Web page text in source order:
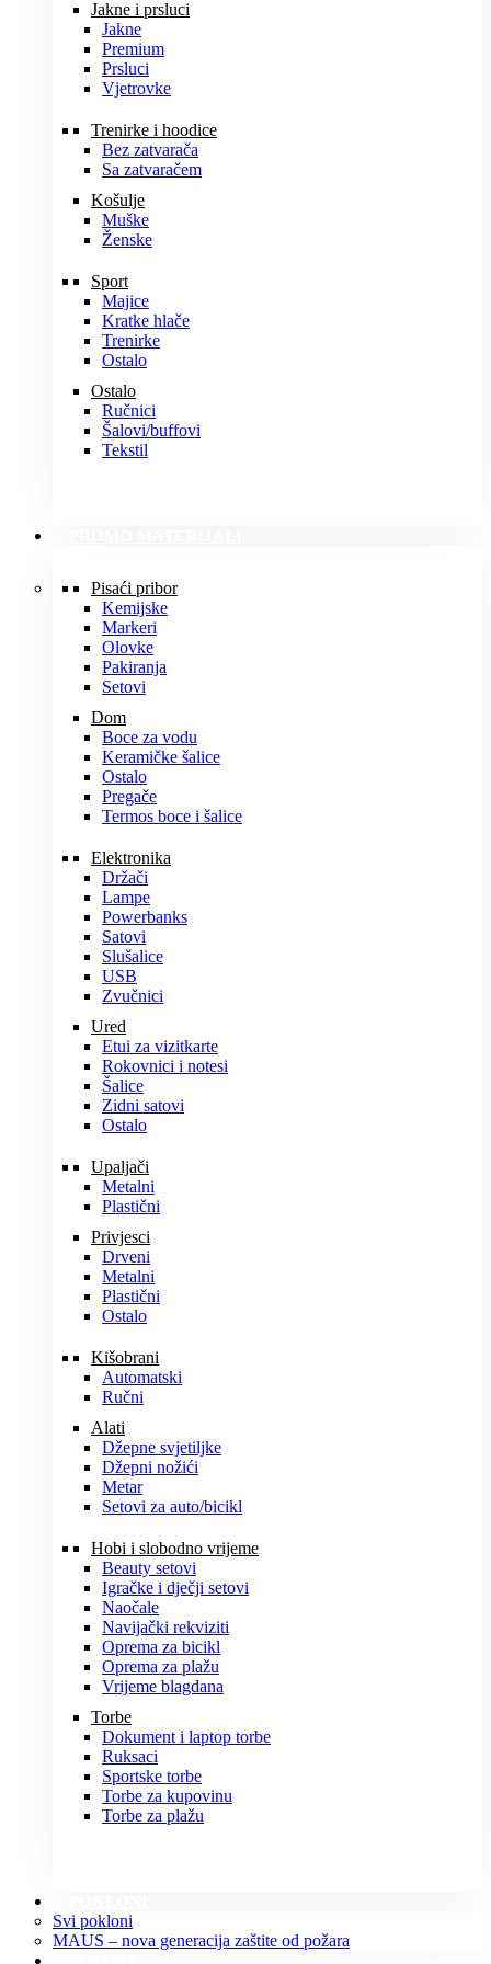
Jakne i prsluci
Jakne
Premium
Prsluci
Vjetrovke
Trenirke i hoodice
Bez zatvarača
Sa zatvaračem
Košulje
Muške
Ženske
Sport
Majice
Kratke hlače
Trenirke
Ostalo
Ostalo
Ručnici
Šalovi/buffovi
Tekstil
Pisaći pribor
Kemijske
Markeri
Olovke
Pakiranja
Setovi
Dom
Boce za vodu
Keramičke šalice
Ostalo
Pregače
Termos boce i šalice
Elektronika
Držači
Lampe
Powerbanks
Satovi
Slušalice
USB
Zvučnici
Ured
Etui za vizitkarte
Rokovnici i notesi
Šalice
Zidni satovi
Ostalo
Upaljači
Metalni
Plastični
Privjesci
Drveni
Metalni
Plastični
Ostalo
Kišobrani
Automatski
Ručni
Alati
Džepne svjetiljke
Džepni nožići
Metar
Setovi za auto/bicikl
Hobi i slobodno vrijeme
Beauty setovi
Igračke i dječji setovi
Naočale
Navijački rekviziti
Oprema za bicikl
Oprema za plažu
Vrijeme blagdana
Torbe
Dokument i laptop torbe
Ruksaci
Sportske torbe
Torbe za kupovinu
Torbe za plažu
Svi pokloni
MAUS – nova generacija zaštite od požara